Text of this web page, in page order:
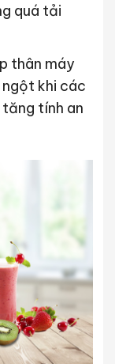
quá tải
thân máy
khi các
tính an